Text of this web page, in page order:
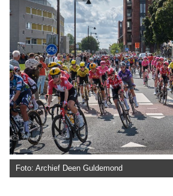
Foto: Archief Deen Guldemond